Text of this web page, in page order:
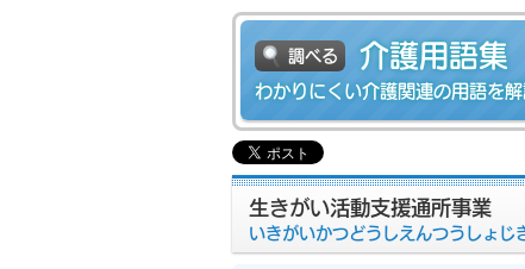
調べる 介護用語集
わかりにくい介護関連の用語を解
生きがい活動支援通所事業
いきがいかつどうしえんつうしょじ